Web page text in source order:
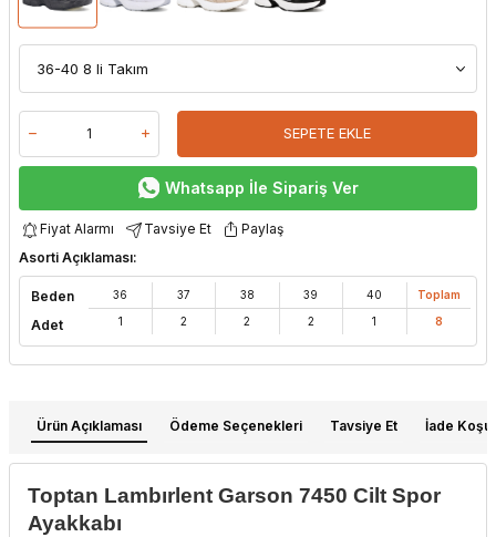
SEPETE EKLE
Whatsapp İle Sipariş Ver
Fiyat Alarmı Tavsiye Et
Paylaş
Asorti Açıklaması:
Beden
Adet
36
1
37
2
38
2
39
2
40
1
Toplam
8
Ürün Açıklaması Ödeme Seçenekleri Tavsiye Et İade
Toptan Lambırlent Garson 7450 Cilt Spor
Ayakkabı